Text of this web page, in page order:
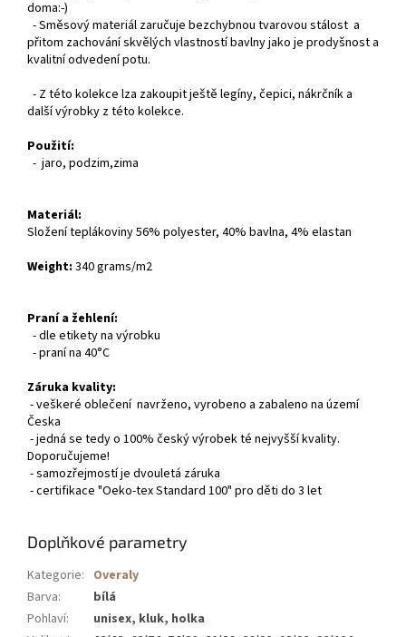
doma:-)
- Směsový materiál zaručuje bezchybnou tvarovou stálost a
přitom zachování skvělých vlastností bavlny jako je prodyšnost a
kvalitní odvedení potu.
- Z této kolekce lza zakoupit ještě legíny, čepici, nákrčník a
další výrobky z této kolekce.
Použití:
- jaro, podzim,zima
Materiál:
Složení teplákoviny 56% polyester, 40% bavlna, 4% elastan
Weight: 340 grams/m2
Praní a žehlení:
- dle etikety na výrobku
- praní na 40°C
Záruka kvality:
- veškeré oblečení navrženo, vyrobeno a zabaleno na území
Česka
- jedná se tedy o 100% český výrobek té nejvyšší kvality.
Doporučujeme!
- samozřejmostí je dvouletá záruka
- certifikace "Oeko-tex Standard 100" pro děti do 3 let
Doplňkové parametry
Kategorie: Overaly
Barva:
bílá
Pohlaví:
unisex, kluk, holka